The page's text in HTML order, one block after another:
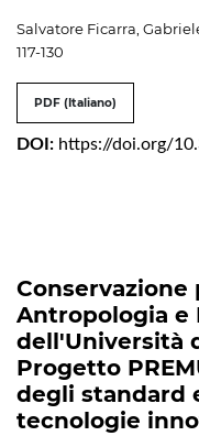
Salvatore Ficarra,
117-130
PDF (Italiano)
DOI: https://doi.org/
Conservazione
Antropologia e
dell'Università
Progetto
degli standard
tecnologie